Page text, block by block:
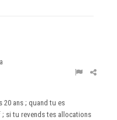
20 ans ; quand tu es
si tu revends tes allocations